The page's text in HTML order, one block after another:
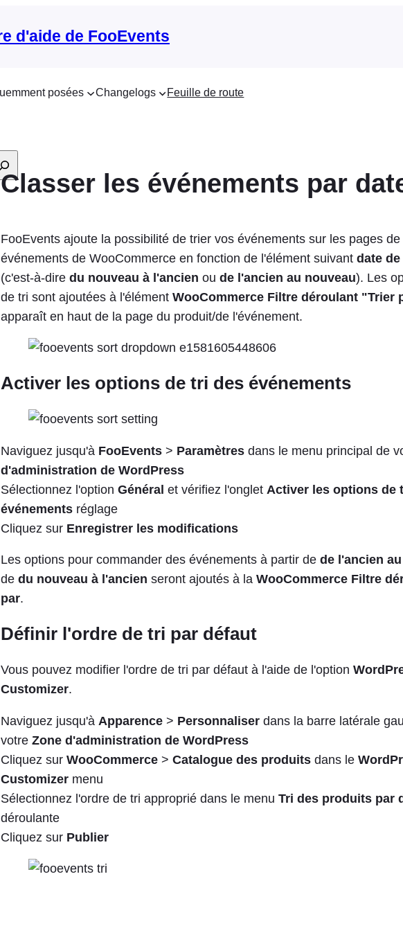
d'aide de FooEvents
posées Changelogs Feuille de route
Classer les événements par
FooEvents ajoute la possibilité de trier vos événements sur les pages
événements de WooCommerce en fonction de l'élément suivant date
(c'est-à-dire du nouveau à l'ancien ou de l'ancien au nouveau). Les
de tri sont ajoutées à l'élément WooCommerce Filtre déroulant "Trier
apparaît en haut de la page du produit/de l'événement.
Activer les options de tri des événements
Naviguez jusqu'à FooEvents > Paramètres dans le menu principal de
d'administration de WordPress
Sélectionnez l'option Général et vérifiez l'onglet Activer les options de
événements réglage
Cliquez sur Enregistrer les modifications
Les options pour commander des événements à partir de de l'ancien
de du nouveau à l'ancien seront ajoutés à la WooCommerce Filtre
par.
Définir l'ordre de tri par défaut
Vous pouvez modifier l'ordre de tri par défaut à l'aide de l'option
Customizer.
Naviguez jusqu'à Apparence > Personnaliser dans la barre latérale
votre Zone d'administration de WordPress
Cliquez sur WooCommerce > Catalogue des produits dans le
Customizer menu
Sélectionnez l'ordre de tri approprié dans le menu Tri des produits par
déroulante
Cliquez sur Publier